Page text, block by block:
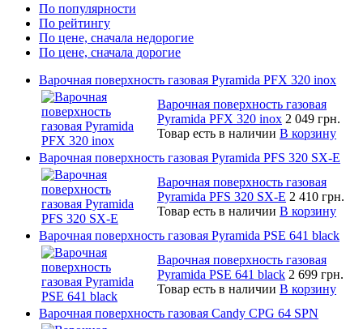
По популярности
По рейтингу
По цене, сначала недорогие
По цене, сначала дорогие
Варочная поверхность газовая Pyramida PFX 320 inox
Варочная поверхность газовая
Pyramida PFX 320 inox 2 049 грн.
Товар есть в наличии В корзину
Варочная поверхность газовая Pyramida PFS 320 SX-E
Варочная поверхность газовая
Pyramida PFS 320 SX-E 2 410 грн.
Товар есть в наличии В корзину
Варочная поверхность газовая Pyramida PSE 641 black
Варочная поверхность газовая
Pyramida PSE 641 black 2 699 грн.
Товар есть в наличии В корзину
Варочная поверхность газовая Candy CPG 64 SPN